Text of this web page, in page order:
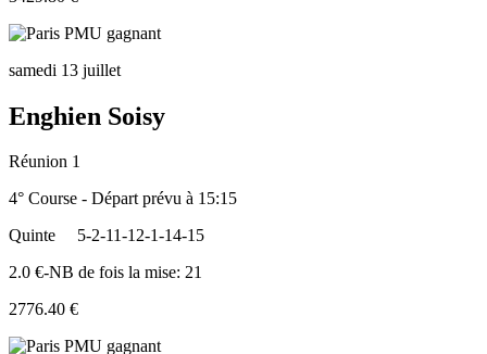
samedi 13 juillet
Enghien Soisy
Réunion 1
4° Course - Départ prévu à 15:15
Quinte
5-2-11-12-1-14-15
2.0 €-NB de fois la mise: 21
2776.40 €